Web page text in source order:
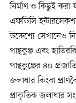
নির্মাণ ও কিছুই করা
এফডিসি
উদ্দেশ্যে সেখানেও
পান্থকুঞ্জ এবং
পান্থকুঞ্জের ৪০
জলাধার কিংবা
প্রাকৃতিক জলাধার